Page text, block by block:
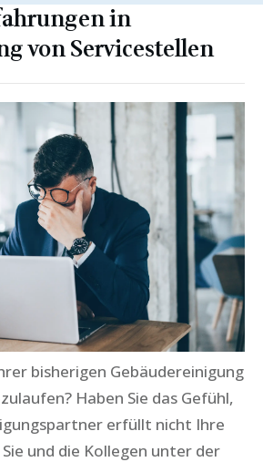
in
vonServicestellen
bisherigen Gebäudereinigung
Haben Sie das Gefühl,
erfüllt nicht Ihre
und die Kollegen unter der